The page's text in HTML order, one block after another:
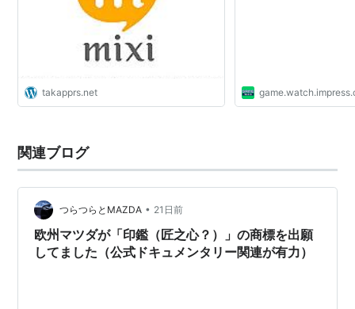
takapprs.net
関連ブログ
つらつらとMAZDA • 21日前
欧州マツダが「印鑑（匠之心？）」の商標を出願
してました（公式ドキュメンタリー関連が有力）